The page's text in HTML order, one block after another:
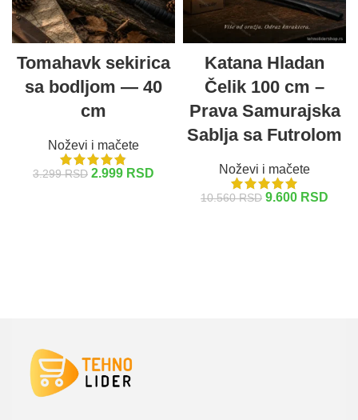
Tomahavk sekirica
sa bodljom — 40
cm
Noževi i mačete
3.299RSD 2.999 RSD
Katana Hladan
Čelik 100 cm –
Prava Samurajska
Sablja sa Futrolom
Noževi i mačete
10.560RSD 9.600 RSD